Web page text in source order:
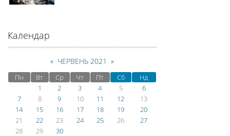
Календар
« ЧЕРВЕНЬ 2021 »
Пн Вт Ср Чт Пт Сб
Нд
1
2 3 4 5
6
7
8 9 10 11 12
13
14
15 16 17 18 19
20
21
22 23 24 25 26
27
28
29 30